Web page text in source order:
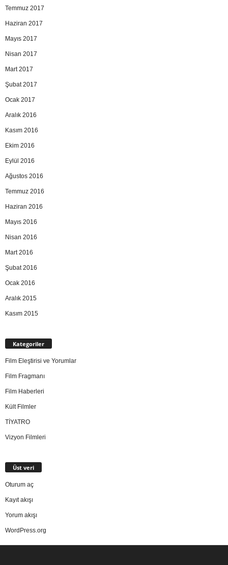
Temmuz 2017
Haziran 2017
Mayıs 2017
Nisan 2017
Mart 2017
Şubat 2017
Ocak 2017
Aralık 2016
Kasım 2016
Ekim 2016
Eylül 2016
Ağustos 2016
Temmuz 2016
Haziran 2016
Mayıs 2016
Nisan 2016
Mart 2016
Şubat 2016
Ocak 2016
Aralık 2015
Kasım 2015
Kategoriler
Film Eleştirisi ve Yorumlar
Film Fragmanı
Film Haberleri
Kült Filmler
TİYATRO
Vizyon Filmleri
Üst veri
Oturum aç
Kayıt akışı
Yorum akışı
WordPress.org